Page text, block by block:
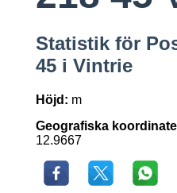
Statistik för
45 i Vintrie
Höjd: m
Geografiska
12.9667